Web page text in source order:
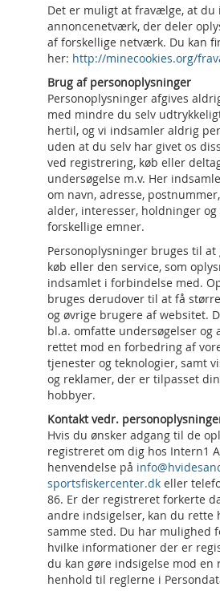
Det er muligt at fravælge, at
annoncenetværk, der deler
af forskellige netværk. Du kan
her: http://minecookies.org/
Brug af personoplysninger
Personoplysninger afgives
med mindre du selv
hertil, og vi indsamler aldrig
uden at du selv har givet os
ved registrering, køb eller
undersøgelse m.v. Her
om navn, adresse,
alder, interesser, holdninger
forskellige emner.
Personoplysninger bruges til
køb eller den service, som
indsamlet i forbindelse med.
bruges derudover til at få
og øvrige brugere af websitet.
bl.a. omfatte undersøgelser og
rettet mod en forbedring af
tjenester og teknologier, samt
og reklamer, der er tilpasset
hobbyer.
Kontakt vedr.
Hvis du ønsker adgang til de
registreret om dig hos Intern1
henvendelse på
sportsfiskercenter.dk eller
86. Er der registreret forkerte
andre indsigelser, kan du rette
samme sted. Du har mulighed
hvilke informationer der er
du kan gøre indsigelse mod en
henhold til reglerne i